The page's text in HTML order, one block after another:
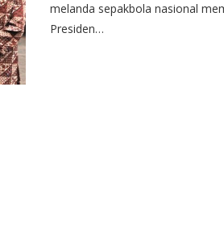
melanda sepakbola nasional
Presiden…